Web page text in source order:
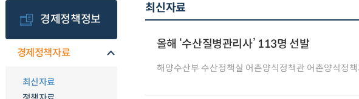
경제정책정보
경제정책자료
최신자료
최신자료
올해 ‘수산질병관리사’ 113명 선발
해양수산부 수산정책실 어촌양식정책관 어촌양식정